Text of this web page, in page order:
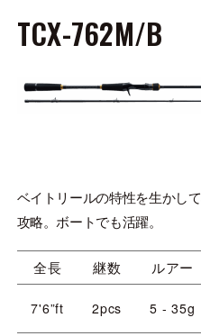
TCX-762M/B
ベイトリールの特性を生かし
攻略。ボートでも活躍。
全長 継数 ルアー
7'6”ft 2pcs 5 - 35g